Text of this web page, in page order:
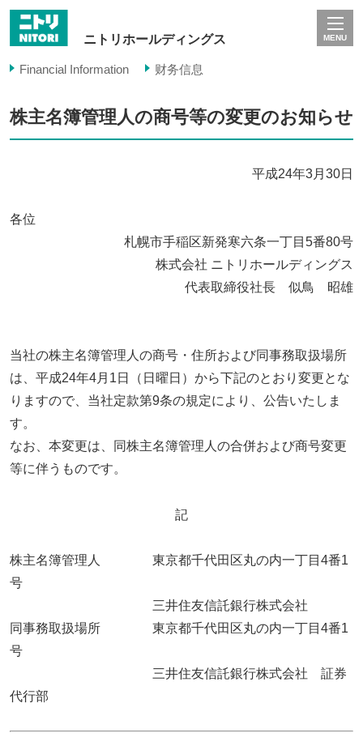
ニトリホールディングス MENU
Financial Information 财务信息
株主名簿管理人の商号等の変更のお知らせ
平成24年3月30日
各位
札幌市手稲区新発寒六条一丁目5番80号
株式会社 ニトリホールディングス
代表取締役社長 似鳥 昭雄
当社の株主名簿管理人の商号・住所および同事務取扱場所
は、平成24年4月1日（日曜日）から下記のとおり変更とな
りますので、当社定款第9条の規定により、公告いたしま
す。
なお、本変更は、同株主名簿管理人の合併および商号変更
等に伴うものです。
記
株主名簿管理人 東京都千代田区丸の内一丁目4番1
号
三井住友信託銀行株式会社
同事務取扱場所 東京都千代田区丸の内一丁目4番1
号
三井住友信託銀行株式会社 証券
代行部